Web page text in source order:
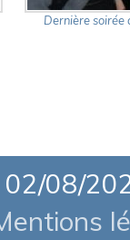
Dernière soirée
02/08/